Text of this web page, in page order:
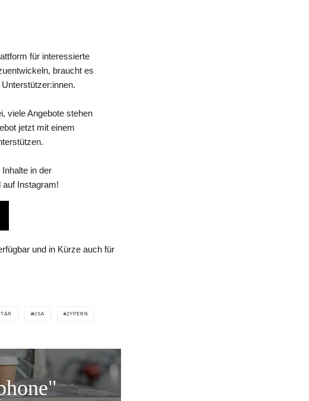
für interessierte
braucht es
viele Angebote stehen
jetzt mit einem
in der
Instagram!
und in Kürze auch für
USA ZYPERN